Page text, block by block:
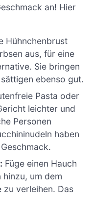
an! Hier
Hühnchenbrust
aus, für eine
Sie bringen
ebenso gut.
Pasta oder
leichter und
Personen
haben
Füge einen Hauch
um dem
zu verleihen. Das